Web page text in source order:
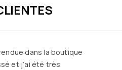
dans la boutique
et j’ai été très